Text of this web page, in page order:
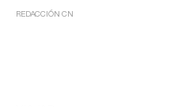
REDACCIÓN CN